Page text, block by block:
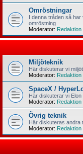
Omröstningar
I denna tråden så
omröstning
Moderator: Redaktion
Miljöteknik
Här diskuterar vi
Moderator: Redaktion
SpaceX /
Här diskuterar vi
Moderator: Redaktion
Övrig teknik
Här diskuteras andra
Moderator: Redaktion